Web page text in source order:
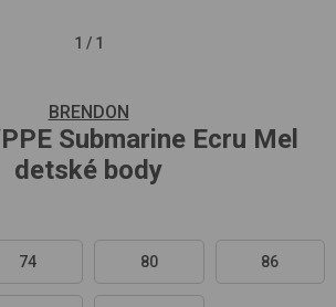
1 / 1
BRENDON
Submarine Ecru Mel
detské body
74 80 86